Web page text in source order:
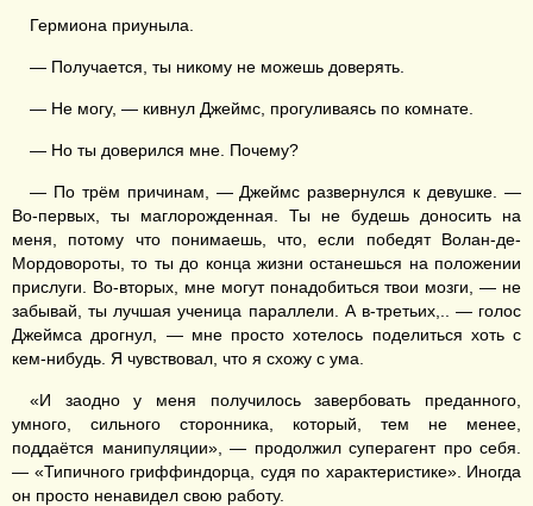
Гермиона приуныла.
— Получается, ты никому не можешь доверять.
— Не могу, — кивнул Джеймс, прогуливаясь по комнате.
— Но ты доверился мне. Почему?
— По трём причинам, — Джеймс развернулся к девушке. —
Во-первых, ты маглорожденная. Ты не будешь доносить на
меня, потому что понимаешь, что, если победят Волан-де-
Мордовороты, то ты до конца жизни останешься на положении
прислуги. Во-вторых, мне могут понадобиться твои мозги, — не
забывай, ты лучшая ученица параллели. А в-третьих,.. — голос
Джеймса дрогнул, — мне просто хотелось поделиться хоть с
кем-нибудь. Я чувствовал, что я схожу с ума.
«И заодно у меня получилось завербовать преданного,
умного, сильного сторонника, который, тем не менее,
поддаётся манипуляции», — продолжил суперагент про себя.
— «Типичного гриффиндорца, судя по характеристике». Иногда
он просто ненавидел свою работу.